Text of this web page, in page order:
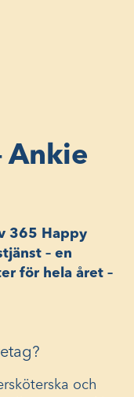
Ankie
365 Happy
– en
för hela året –
och